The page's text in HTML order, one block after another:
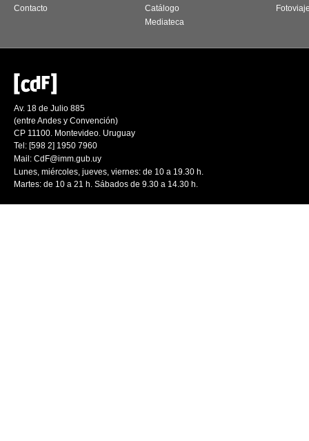
Contacto
Catálogo
Mediateca
Av. 18 de Julio 885
(entre Andes y Convención)
CP 11100. Montevideo. Uruguay
Tel: [598 2] 1950 7960
Mail: CdF@imm.gub.uy
Lunes, miércoles, jueves, viernes: de 10 a 19.30 h.
Martes: de 10 a 21 h. Sábados de 9.30 a 14.30 h.